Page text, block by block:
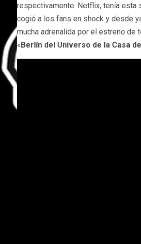
respectivamente. Netflix, tenía esta
cogió a los fans en shock y desde
mucha adrenalida por el estreno de
«Berlín del Universo de la Casa